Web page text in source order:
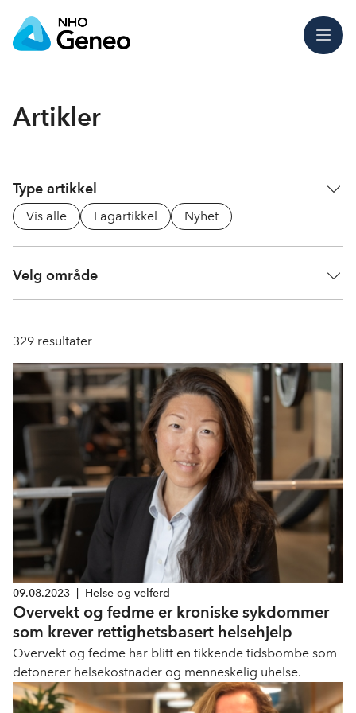
Meny
Artikler
Type artikkel
Vis alle Fagartikkel Nyhet
Velg område
329 resultater
09.08.2023 Helse og velferd
Overvekt og fedme er kroniske sykdommer
som krever rettighetsbasert helsehjelp
Overvekt og fedme har blitt en tikkende tidsbombe som
detonerer helsekostnader og menneskelig uhelse.